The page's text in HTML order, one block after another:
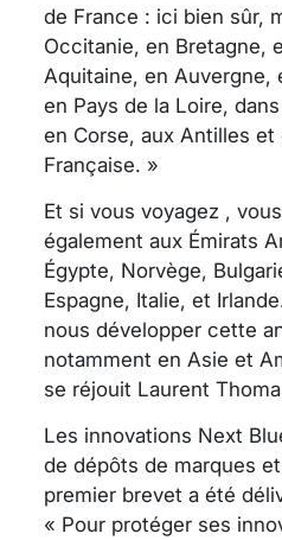
de France : ici bien sûr,
Occitanie, en Bretagne,
Aquitaine, en Auvergne,
en Pays de la Loire,
en Corse, aux Antilles et
Française. »
Et si vous voyagez ,
également aux Émirats
Égypte, Norvège,
Espagne, Italie, et
nous développer cette
notamment en Asie et
se réjouit Laurent
Les innovations Next
de dépôts de marques
premier brevet a été
« Pour protéger ses